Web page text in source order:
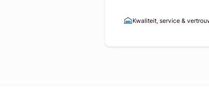
Kwaliteit, service &